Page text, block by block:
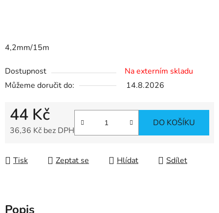
4,2mm/15m
Dostupnost
Na externím skladu
Můžeme doručit do:
14.8.2026
44 Kč
36,36 Kč bez DPH
DO KOŠÍKU
Tisk Zeptat se Hlídat Sdílet
Popis